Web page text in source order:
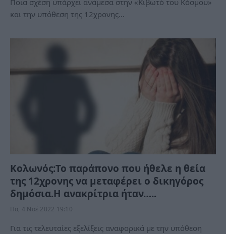
Ποια σχέση υπάρχει ανάμεσα στην «Κιβωτό του Κόσμου»
και την υπόθεση της 12χρονης…
Κολωνός:Το παράπονο που ήθελε η θεία
της 12χρονης να μεταφέρει ο δικηγόρος
δημόσια.Η ανακρίτρια ήταν…..
Πα, 4 Νοέ 2022 19:10
Για τις τελευταίες εξελίξεις αναφορικά με την υπόθεση